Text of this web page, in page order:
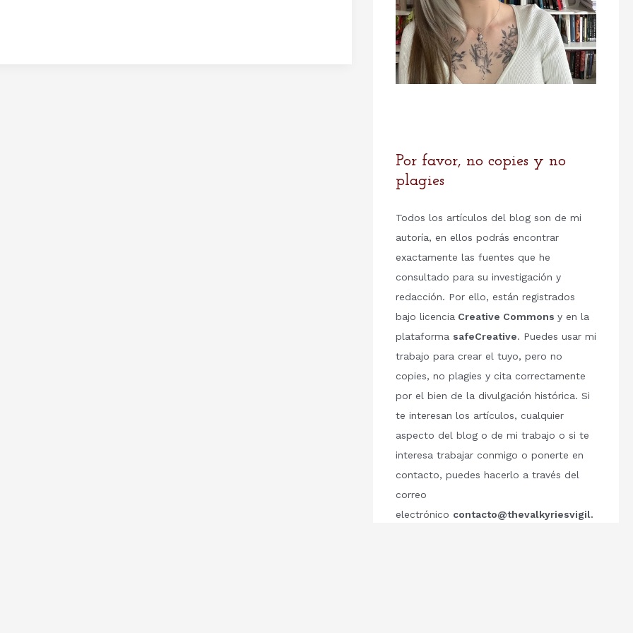
Por favor, no copies y no
plagies
Todos los artículos del blog son de mi
autoría, en ellos podrás encontrar
exactamente las fuentes que he
consultado para su investigación y
redacción. Por ello, están registrados
bajo licencia Creative Commons y en la
plataforma safeCreative. Puedes usar mi
trabajo para crear el tuyo, pero no
copies, no plagies y cita correctamente
por el bien de la divulgación histórica. Si
te interesan los artículos, cualquier
aspecto del blog o de mi trabajo o si te
interesa trabajar conmigo o ponerte en
contacto, puedes hacerlo a través del
correo
electrónico contacto@thevalkyriesvigil.